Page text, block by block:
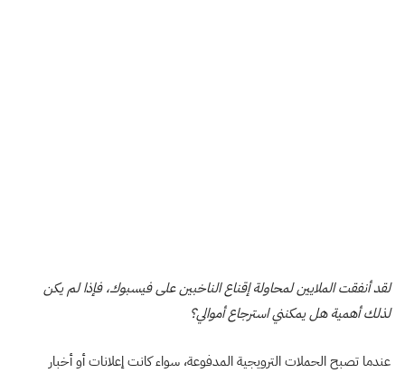
لقد أنفقت الملايين لمحاولة إقناع الناخبين على فيسبوك، فإذا لم يكن
لذلك أهمية هل يمكنني استرجاع أموالي؟
عندما تصبح الحملات الترويجية المدفوعة، سواء كانت إعلانات أو أخبار